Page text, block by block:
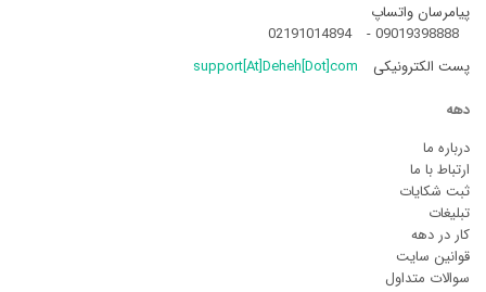
پیامرسان واتساپ
09019398888
-
02191014894
پست الکترونیکی
support[At]Deheh[Dot]com
دهه
درباره ما
ارتباط با ما
ثبت شکایات
تبلیغات
کار در دهه
قوانین سایت
سوالات متداول